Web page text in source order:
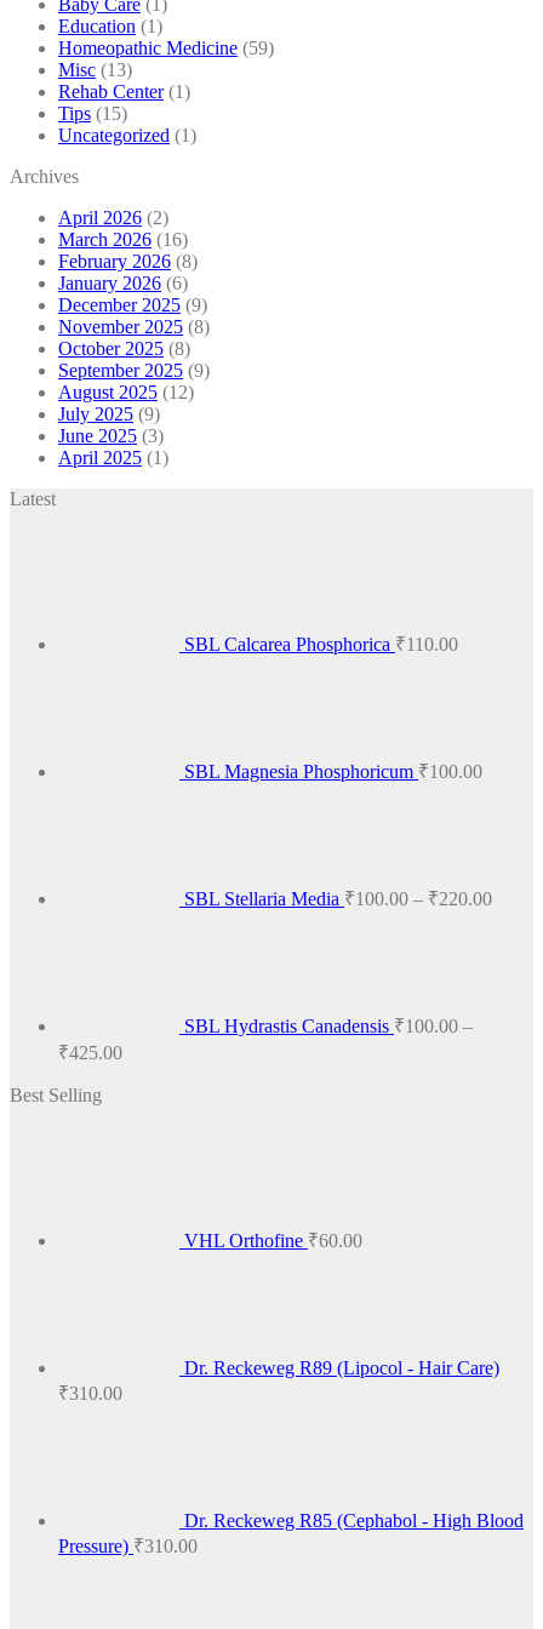
Baby Care (1)
Education (1)
Homeopathic Medicine (59)
Misc (13)
Rehab Center(1)
Tips (15)
Uncategorized (1)
Archives
April 2026 (2)
March 2026 (16)
February 2026 (8)
January 2026 (6)
December 2025 (9)
November 2025 (8)
October 2025 (8)
September 2025 (9)
August 2025 (12)
July 2025 (9)
June 2025 (3)
April 2025 (1)
Latest
SBL Calcarea Phosphorica ₹110.00
SBL Magnesia Phosphoricum ₹100.00
SBL Stellaria Media ₹100.00 – ₹220.00
SBL Hydrastis Canadensis ₹100.00 –
₹425.00Price
Best Selling
VHL Orthofine ₹60.00
Dr. Reckeweg R89 (Lipocol - Hair Care)
₹310.00
Dr. Reckeweg R85 (Cephabol - High Blood
Pressure) ₹310.00